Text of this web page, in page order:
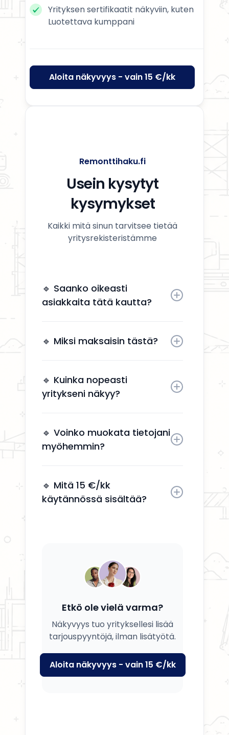
Yrityksen sertifikaatit näkyviin, kuten
Luotettava kumppani
Aloita näkyvyys - vain 15 €/kk
Remonttihaku.fi
Usein kysytyt
kysymykset
Kaikki mitä sinun tarvitsee tietää
yritysrekisteristämme
🔹 Saanko oikeasti
asiakkaita tätä kautta?
jotka etsivät aktiivisesti
🔹 Miksi maksaisin tästä?
yhteydenottoja ilman, että sinun
tarvitsee käyttää aikaa
markkinointiin.
🔹 Kuinka nopeasti
yritykseni näkyy?
kuluessa aktivoinnin jälkeen.
🔹 Voinko muokata tietojani
myöhemmin?
ja kuvauksesi milloin tahansa.
🔹 Mitä 15 €/kk
käytännössä sisältää?
Etkö ole vielä varma?
Näkyvyys tuo yrityksellesi lisää
tarjouspyyntöjä, ilman lisätyötä.
Aloita näkyvyys - vain 15 €/kk